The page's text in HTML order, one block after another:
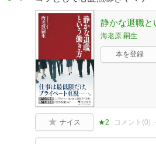
静かな退職と
海老原 嗣生
本を登録
ナイス ★2 コメント(0)